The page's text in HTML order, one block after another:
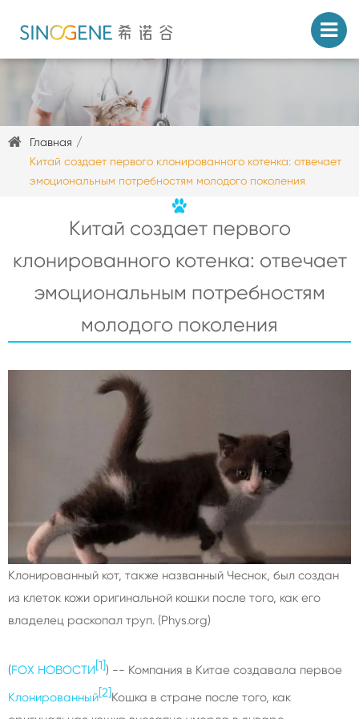
Главная
Китай создает первого клонированного котенка: отвечает
эмоциональным потребностям молодого поколения
Китай создает первого
клонированного котенка: отвечает
эмоциональным потребностям
молодого поколения
Клонированный кот, также названный Чеснок, был создан
из клеток кожи оригинальной кошки после того, как его
владелец раскопал труп. (Phys.org)
(FOX НОВОСТИ[1]) -- Компания в Китае создавала первое
Клонированный[2]Кошка в стране после того, как